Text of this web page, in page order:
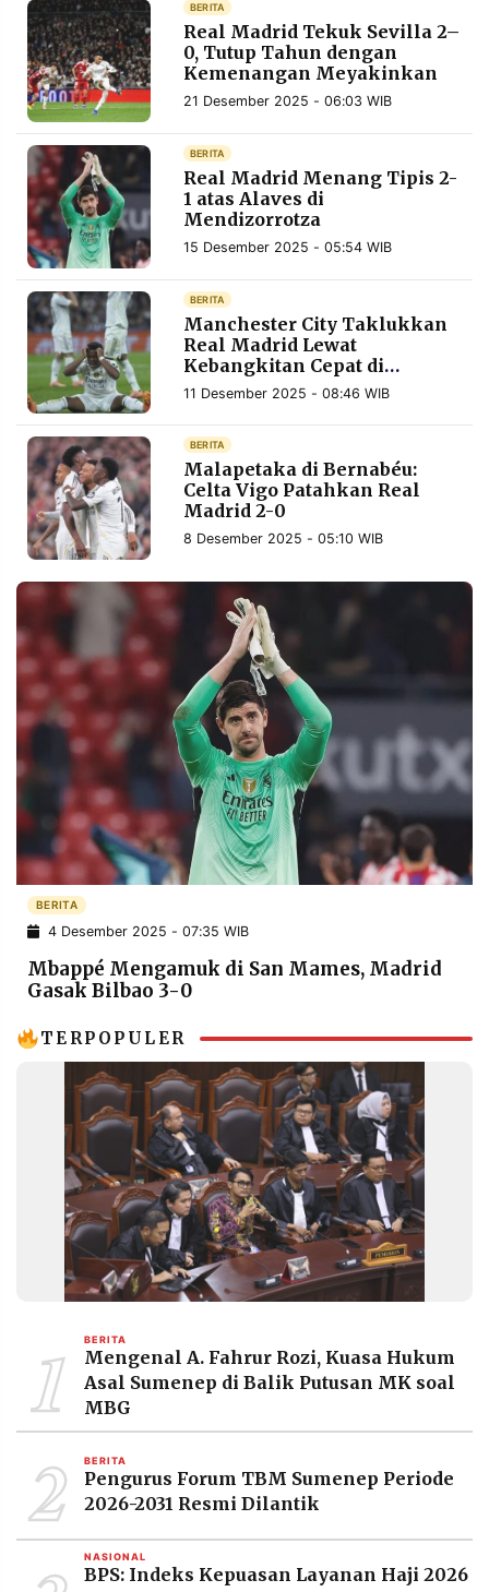
©
PT.
RESOLUSI
MEDIA
PRAMUDITA
©
Resolusi.co
-
2026
PT.
RESOLUSI
MEDIA
PRAMUDITA
BERITA
Real Madrid Tekuk Sevilla 2–
0, Tutup Tahun dengan
Kemenangan Meyakinkan
21 Desember 2025 - 06:03 WIB
BERITA
Real Madrid Menang Tipis 2-
1 atas Alaves di
Mendizorrotza
15 Desember 2025 - 05:54 WIB
BERITA
Manchester City Taklukkan
Real Madrid Lewat
Kebangkitan Cepat di
Bernabeu
11 Desember 2025 - 08:46 WIB
BERITA
Malapetaka di Bernabéu:
Celta Vigo Patahkan Real
Madrid 2-0
8 Desember 2025 - 05:10 WIB
BERITA
4 Desember 2025 - 07:35 WIB
Mbappé Mengamuk di San Mames, Madrid
Gasak Bilbao 3-0
TERPOPULER
1 BERITA
Mengenal A. Fahrur Rozi, Kuasa Hukum
Asal Sumenep di Balik Putusan MK soal
MBG
2 BERITA
Pengurus Forum TBM Sumenep Periode
2026-2031 Resmi Dilantik
NASIONAL
BPS: Indeks Kepuasan Layanan Haji 2026